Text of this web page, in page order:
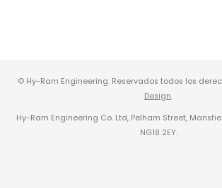
© Hy-Ram Engineering. Reservados todos los
Design.
Hy-Ram Engineering Co. Ltd, Pelham Street,
NG18 2EY.